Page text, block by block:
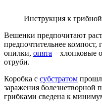
Инструкция к
Вешенки предпочитают
предпочтительнее
опилки, опята—хлопковые
отруби.
Коробка с субстратом
заражения болезнетворной
грибками сведена к